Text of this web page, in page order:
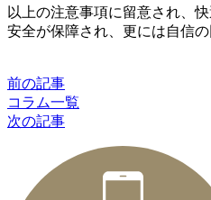
以上の注意事項に留意され、
安全が保障され、更には自信の
前の記事
コラム一覧
次の記事